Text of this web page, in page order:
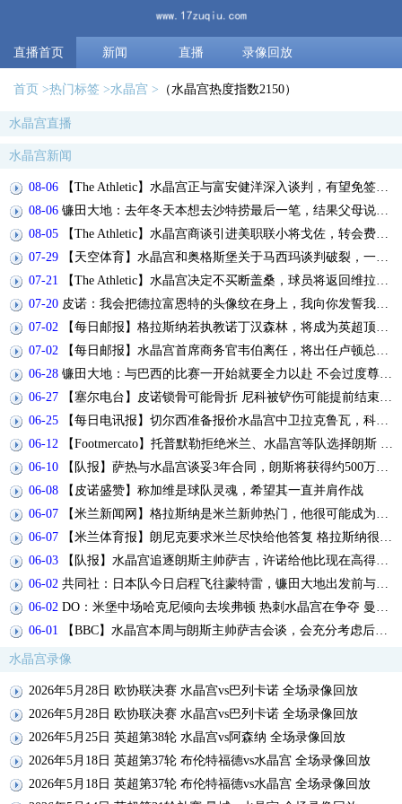
直播首页 新闻 直播 录像回放
首页 热门标签 水晶宫 （水晶宫热度指数2150）
水晶宫直播
水晶宫新闻
08-06 【The Athletic】水晶宫正与富安健洋深入谈判，有望免签这位日本国脚
08-06 镰田大地：去年冬天本想去沙特捞最后一笔，结果父母说绝对不行
08-05 【The Athletic】水晶宫商谈引进美职联小将戈佐，转会费预计1500万美元
07-29 【天空体育】水晶宫和奥格斯堡关于马西玛谈判破裂，一些细节未达一致
07-21
【The Athletic】水晶宫决定不买断盖桑，球员将返回维拉，今夏可以离队
07-20 皮诺：我会把德拉富恩特的头像纹在身上，我向你发誓我会这么做
07-02 【每日邮报】格拉斯纳若执教诺丁汉森林，将成为英超顶薪教练之一
07-02 【每日邮报】水晶宫首席商务官韦伯离任，将出任卢顿总经理
06-28 镰田大地：与巴西的比赛一开始就要全力以赴 不会过度尊重他们了
06-27 【塞尔电台】皮诺锁骨可能骨折 尼科被铲伤可能提前结束世界杯之旅
06-25 【每日电讯报】切尔西准备报价水晶宫中卫拉克鲁瓦，科莫准备报价查洛巴
06-12 【Footmercato】托普默勒拒绝米兰、水晶宫等队选择朗斯 签约2年下周官宣
06-10 【队报】萨热与水晶宫谈妥3年合同，朗斯将获得约500万欧补偿金
06-08 【皮诺盛赞】称加维是球队灵魂，希望其一直并肩作战
06-07 【米兰新闻网】格拉斯纳是米兰新帅热门，他很可能成为签下马特塔的关键
06-07 【米兰体育报】朗尼克要求米兰尽快给他答复 格拉斯纳很有兴趣执教球队
06-03 【队报】水晶宫追逐朗斯主帅萨吉，许诺给他比现在高得多的工资
06-02 共同社：日本队今日启程飞往蒙特雷，镰田大地出发前与球队会合
06-02 DO：米堡中场哈克尼倾向去埃弗顿 热刺水晶宫在争夺 曼联基本退出
06-01
【BBC】水晶宫本周与朗斯主帅萨吉会谈，会充分考虑后再做最终决定
水晶宫录像
2026年5月28日 欧协联决赛 水晶宫vs巴列卡诺 全场录像回放
2026年5月28日 欧协联决赛 水晶宫vs巴列卡诺 全场录像回放
2026年5月25日 英超第38轮 水晶宫vs阿森纳 全场录像回放
2026年5月18日 英超第37轮 布伦特福德vs水晶宫 全场录像回放
2026年5月18日 英超第37轮 布伦特福德vs水晶宫 全场录像回放